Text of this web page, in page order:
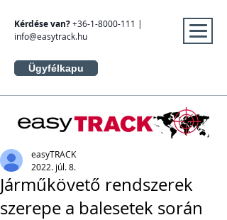
Kérdése van?+36-1-8000-111 |
info@easytrack.hu
Ügyfélkapu
Járműkövető rendszerek
szerepe a balesetek során
easyTRACK
2022. júl. 8.